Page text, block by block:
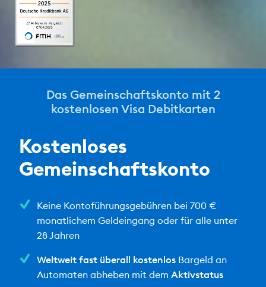
Das Gemeinschaftskonto mit 2
kostenlosen Visa Debitkarten
Kostenloses
Gemeinschaftskonto
Keine Kontoführungsgebühren bei 700 €
monatlichem Geldeingang oder für alle unter
28 Jahren
Weltweit fast überall kostenlosBargeld an
Automaten abheben mit dem Aktivstatus